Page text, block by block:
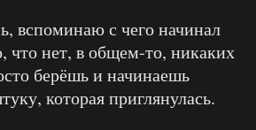
вспоминаю с чего начинал
нет, в общем-то, никаких
берёшь и начинаешь
которая приглянулась.